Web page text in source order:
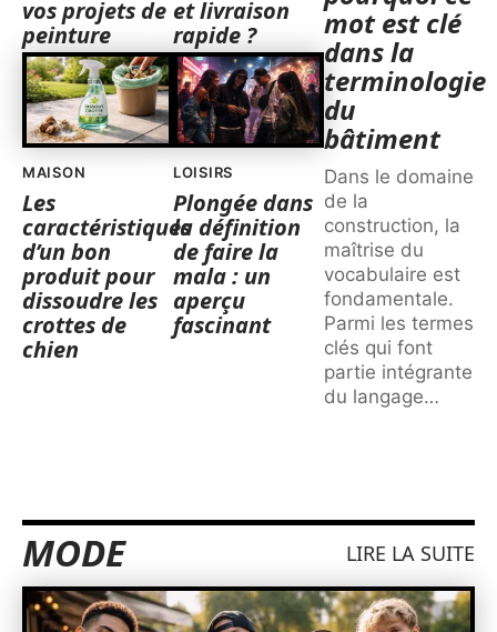
vos projets de
peinture
MAISON
Les
caractéristiques
d’un bon
produit pour
dissoudre les
crottes de
chien
et livraison
rapide ?
LOISIRS
Plongée dans
la définition
de faire la
mala : un
aperçu
fascinant
mot est clé
dans la
terminologie
du
bâtiment
Dans le domaine
de la
construction, la
maîtrise du
vocabulaire est
fondamentale.
Parmi les termes
clés qui font
partie intégrante
du langage…
MODE LIRE LA SUITE